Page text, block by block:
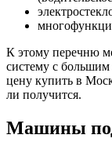
К этому перечню
систему с
цену купить в
ли получится.
Машины